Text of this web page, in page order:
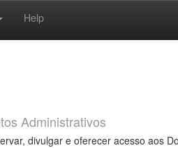
Help
Administrativos
divulgar e oferecer acesso aos